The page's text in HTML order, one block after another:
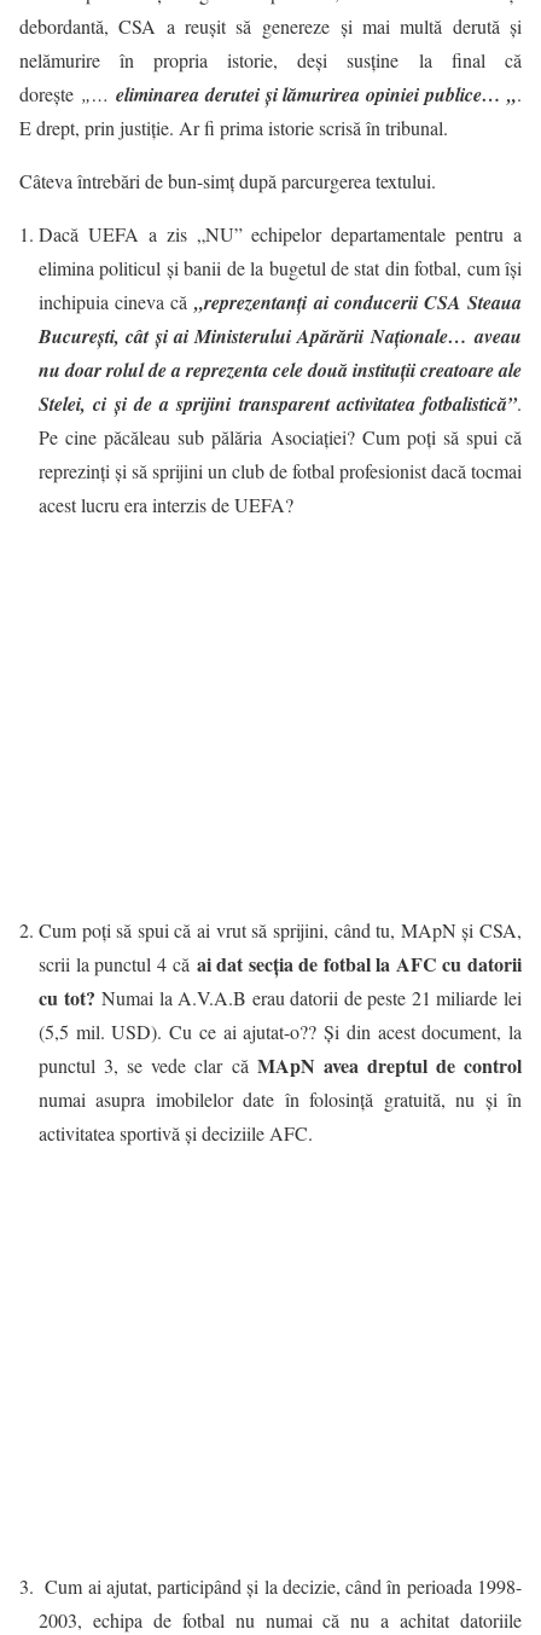
debordantă, CSA a reușit să genereze și mai multă derută și
nelămurire în propria istorie, deși susține la final că
dorește „… eliminarea derutei și lămurirea opiniei publice… „.
E drept, prin justiție. Ar fi prima istorie scrisă în tribunal.
Câteva întrebări de bun-simț după parcurgerea textului.
Dacă UEFA a zis „NU” echipelor departamentale pentru a
elimina politicul și banii de la bugetul de stat din fotbal, cum își
inchipuia cineva că„reprezentanți ai conducerii CSA Steaua
București, cât și ai Ministerului Apărării Naționale… aveau
nu doar rolul de a reprezenta cele două instituții creatoare ale
Stelei, ci și de a sprijini transparent activitatea fotbalistică”.
Pe cine păcăleau sub pălăria Asociației? Cum poți să spui că
reprezinți și să sprijini un club de fotbal profesionist dacă tocmai
acest lucru era interzis de UEFA?
Cum poți să spui că ai vrut să sprijini, când tu, MApN și CSA,
scrii la punctul 4 că ai dat secția de fotbal la AFC cu datorii
cu tot? Numai la A.V.A.B erau datorii de peste 21 miliarde lei
(5,5 mil. USD). Cu ce ai ajutat-o?? Și din acest document, la
punctul 3, se vede clar că MApN avea dreptul de control
numai asupra imobilelor date în folosință gratuită, nu și în
activitatea sportivă și deciziile AFC.
Cum ai ajutat, participând și la decizie, când în perioada 1998-
2003, echipa de fotbal nu numai că nu a achitat datoriile